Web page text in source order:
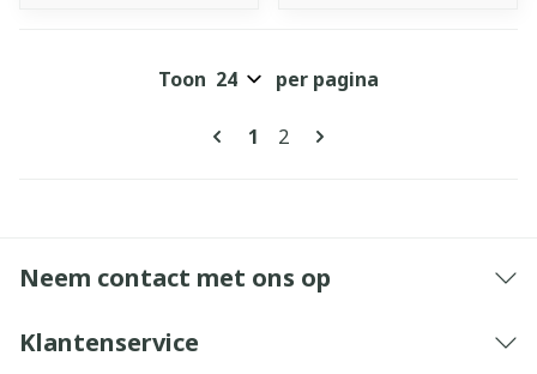
Pagina's
U lees momenteel pagina
1 Pagina
2
Toon per pagina
Neem contact met ons op
Klantenservice